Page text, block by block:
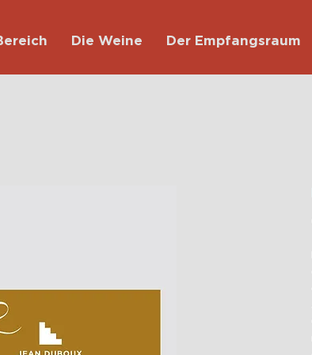
Die Weine Der Empfangsraum